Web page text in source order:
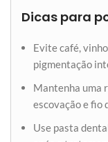
Dicas para
Evite café,
pigmentação
Mantenha uma
escovação e fio
Use pasta